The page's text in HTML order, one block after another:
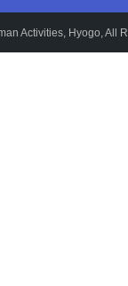
Activities, Hyogo, All